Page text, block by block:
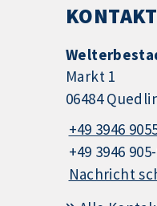
KONTAKT
Markt 1
06484
+49 3946
+49 3946
Nachricht